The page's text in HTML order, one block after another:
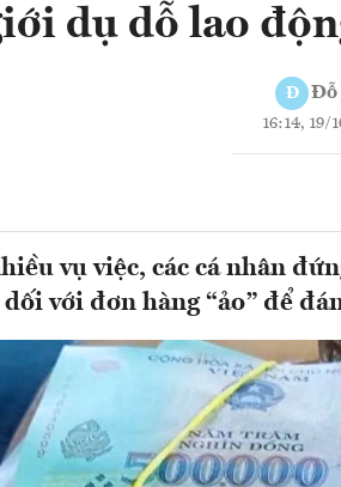
dụ dỗ lao
Đ Đỗ
16:14, 19/
vụ việc, các cá nhân
với đơn hàng “ảo” để